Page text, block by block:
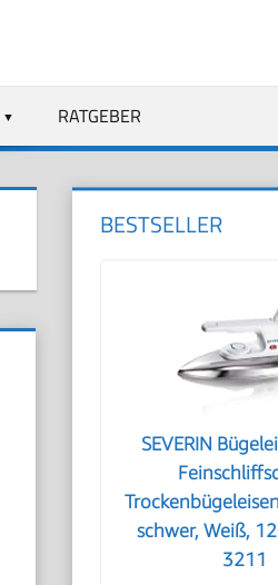
RATGEBER
BESTSELLER
SEVERIN
schwer, Weiß,
3211